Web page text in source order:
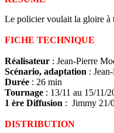
Le policier voulait la gloire à
FICHE TECHNIQUE
Réalisateur : Jean-Pierre
Scénario, adaptation :
Durée : 26 min
Tournage : 13/11 au 15/11/
1 ère Diffusion : Jimmy 21/
DISTRIBUTION